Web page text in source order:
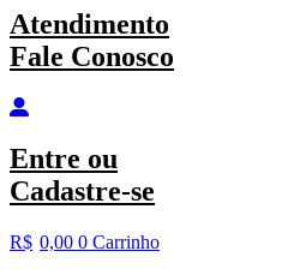
Atendimento
Fale Conosco
Entre ou
Cadastre-se
R$ 0,00 0 Carrinho